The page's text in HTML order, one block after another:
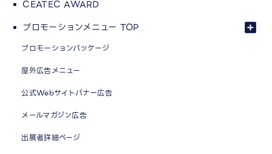
CEATEC AWARD
プロモーションメニュー TOP
プロモーションパッケージ
屋外広告メニュー
公式Webサイトバナー広告
メールマガジン広告
出展者詳細ページ